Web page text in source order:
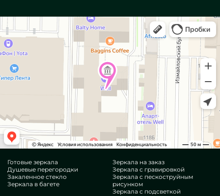
Готовые зеркала
Душевые перегородки
Закаленное стекло
Зеркала в багете
Зеркала на заказ
Зеркала с гравировкой
Зеркала с пескоструйным
рисунком
Зеркала с подсветкой